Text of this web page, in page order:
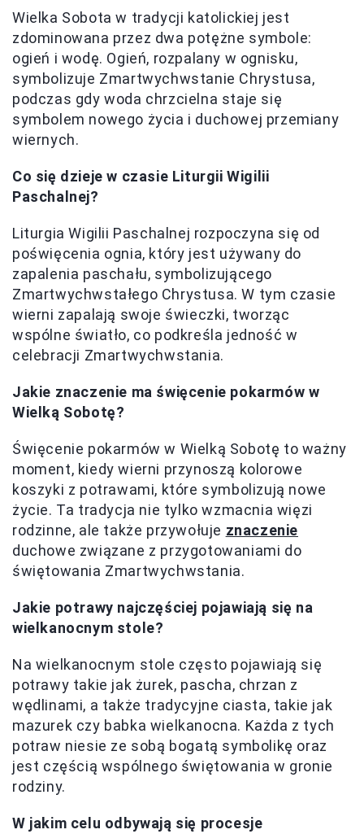
Wielka Sobota w tradycji katolickiej jest
zdominowana przez dwa potężne symbole:
ogień i wodę. Ogień, rozpalany w ognisku,
symbolizuje Zmartwychwstanie Chrystusa,
podczas gdy woda chrzcielna staje się
symbolem nowego życia i duchowej przemiany
wiernych.
Co się dzieje w czasie Liturgii Wigilii
Paschalnej?
Liturgia Wigilii Paschalnej rozpoczyna się od
poświęcenia ognia, który jest używany do
zapalenia paschału, symbolizującego
Zmartwychwstałego Chrystusa. W tym czasie
wierni zapalają swoje świeczki, tworząc
wspólne światło, co podkreśla jedność w
celebracji Zmartwychwstania.
Jakie znaczenie ma święcenie pokarmów w
Wielką Sobotę?
Święcenie pokarmów w Wielką Sobotę to ważny
moment, kiedy wierni przynoszą kolorowe
koszyki z potrawami, które symbolizują nowe
życie. Ta tradycja nie tylko wzmacnia więzi
rodzinne, ale także przywołuje znaczenie
duchowe związane z przygotowaniami do
świętowania Zmartwychwstania.
Jakie potrawy najczęściej pojawiają się na
wielkanocnym stole?
Na wielkanocnym stole często pojawiają się
potrawy takie jak żurek, pascha, chrzan z
wędlinami, a także tradycyjne ciasta, takie jak
mazurek czy babka wielkanocna. Każda z tych
potraw niesie ze sobą bogatą symbolikę oraz
jest częścią wspólnego świętowania w gronie
rodziny.
W jakim celu odbywają się procesje